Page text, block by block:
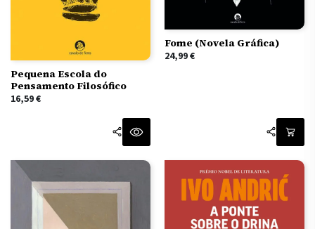
Pequena Escola do
Pensamento Filosófico
16,59€
Fome (Novela Gráfica)
24,99€